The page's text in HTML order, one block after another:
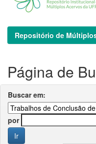
Repositório de
Página de
Buscar em:
por